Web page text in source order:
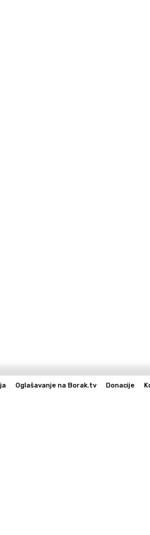
Oglašavanje na Borak.tv Donacije